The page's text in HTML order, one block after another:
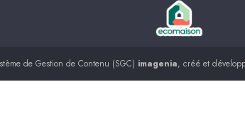
de Gestion de Contenu (SGC) imagenia, créé et